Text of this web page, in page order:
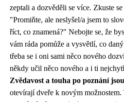
zeptali a dozvěděli se více. Zkuste se
"Promiňte, ale neslyšel/a jsem to
říct, co znamená?" Nebojte se, že
vám ráda pomůže a vysvětlí, co
třeba se i oni sami něco nového
někdy učil něco nového a i ti
Zvědavost a touha po poznání
otevírají dveře k novým možnostem.